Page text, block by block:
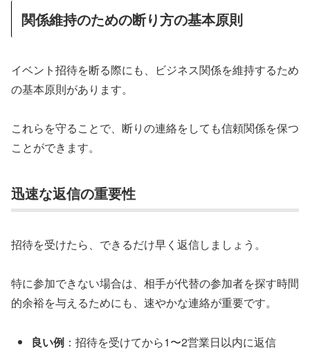
関係維持のための断り方の基本原則
イベント招待を断る際にも、ビジネス関係を維持するため
の基本原則があります。
これらを守ることで、断りの連絡をしても信頼関係を保つ
ことができます。
迅速な返信の重要性
招待を受けたら、できるだけ早く返信しましょう。
特に参加できない場合は、相手が代替の参加者を探す時間
的余裕を与えるためにも、速やかな連絡が重要です。
良い例 ：招待を受けてから1〜2営業日以内に返信